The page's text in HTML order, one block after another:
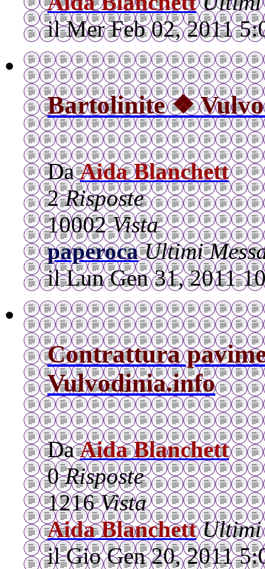
il Mer Feb 02, 2011
Bartolinite ❖
DaAida Blanchett
2Risposte
10002Vista
paperoca Ultimi
il Lun Gen 31, 2011
Contrattura
Vulvodinia.info
DaAida Blanchett
0Risposte
1216Vista
Aida Blanchett Ultimi
il Gio Gen 20, 2011